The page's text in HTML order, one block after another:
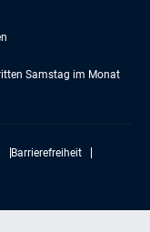
Samstag im Monat
Barrierefreiheit